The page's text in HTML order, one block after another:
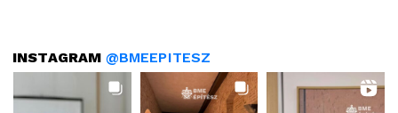
INSTAGRAM @BMEEPITESZ